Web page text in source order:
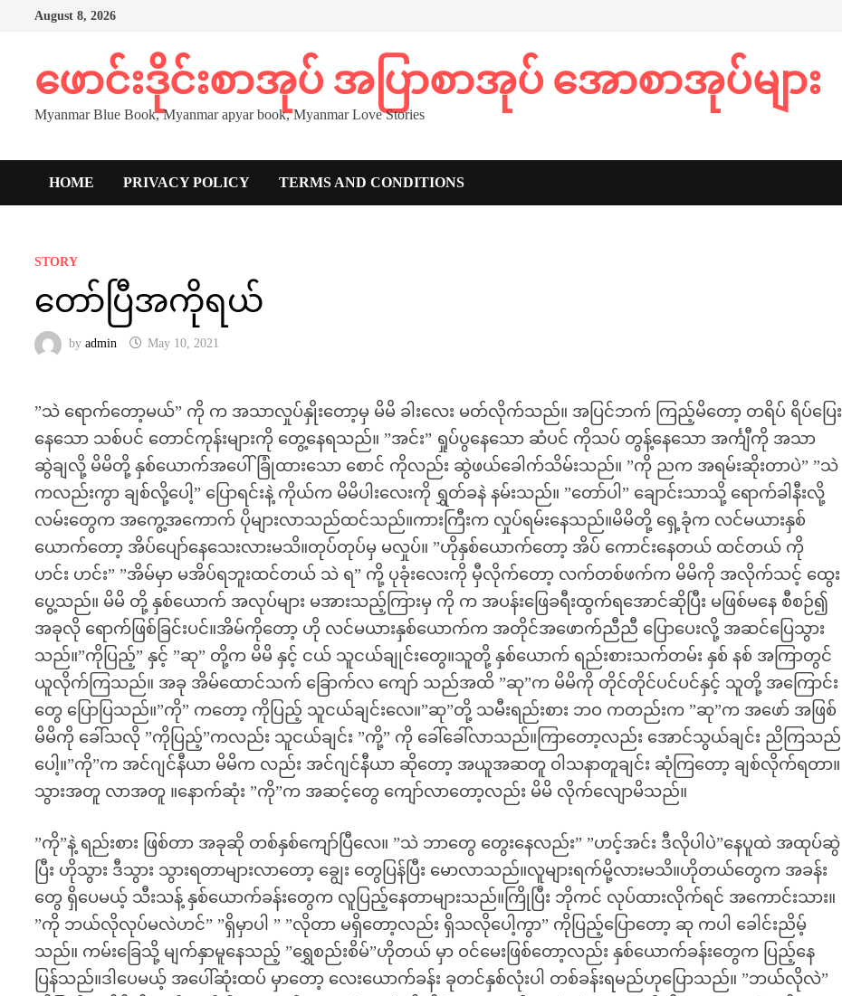
August 8, 2026
ဖောင်းဒိုင်းစာအုပ် အပြာစာအုပ် အောစာအုပ်များ
Myanmar Blue Book, Myanmar apyar book, Myanmar Love Stories
HOME PRIVACY POLICY TERMS AND CONDITIONS
STORY
တော်ပြီအကိုရယ်
byadmin May 10, 2021
”သဲ ရောက်တော့မယ်” ကို က အသာလှုပ်နှိုးတော့မှ မိမိ ခါးလေး မတ်လိုက်သည်။ အပြင်ဘက် ကြည့်မိတော့ တရိပ် ရိပ်ပြေး
နေသော သစ်ပင် တောင်ကုန်းများကို တွေ့နေရသည်။ ”အင်း” ရှုပ်ပွနေသော ဆံပင် ကိုသပ် တွန့်နေသော အင်္ကျီကို အသာ
ဆွဲချလို့ မိမိတို့ နှစ်ယောက်အပေါ် ခြုံထားသော စောင် ကိုလည်း ဆွဲဖယ်ခေါက်သိမ်းသည်။ ”ကို ညက အရမ်းဆိုးတာပဲ” ”သဲ
ကလည်းကွာ ချစ်လို့ပေါ့” ပြောရင်းနဲ့ ကိုယ်က မိမိပါးလေးကို ရွှတ်ခနဲ နမ်းသည်။ ”တော်ပါ” ချောင်းသာသို့ ရောက်ခါနီးလို့
လမ်းတွေက အကွေ့အကောက် ပိုများလာသည်ထင်သည်။ကားကြီးက လှုပ်ရမ်းနေသည်။မိမိတို့ ရှေ့ခုံက လင်မယားနှစ်
ယောက်တော့ အိပ်ပျော်နေသေးလားမသိ။တုပ်တုပ်မှ မလှုပ်။ ”ဟိုနှစ်ယောက်တော့ အိပ် ကောင်းနေတယ် ထင်တယ် ကို
ဟင်း ဟင်း” ”အိမ်မှာ မအိပ်ရဘူးထင်တယ် သဲ ရ” ကို့ ပုခုံးလေးကို မှီလိုက်တော့ လက်တစ်ဖက်က မိမိကို အလိုက်သင့် ထွေး
ပွေ့သည်။ မိမိ တို့ နှစ်ယောက် အလုပ်များ မအားသည့်ကြားမှ ကို က အပန်းဖြေခရီးထွက်ရအောင်ဆိုပြီး မဖြစ်မနေ စီစဉ်၍
အခုလို ရောက်ဖြစ်ခြင်းပင်။အိမ်ကိုတော့ ဟို လင်မယားနှစ်ယောက်က အတိုင်အဖောက်ညီညီ ပြောပေးလို့ အဆင်ပြေသွား
သည်။”ကိုပြည့်” နှင့် ”ဆု” တို့က မိမိ နှင့် ငယ် သူငယ်ချုင်းတွေ။သူတို့ နှစ်ယောက် ရည်းစားသက်တမ်း နှစ် နစ် အကြာတွင်
ယူလိုက်ကြသည်။ အခု အိမ်ထောင်သက် ခြောက်လ ကျော် သည်အထိ ”ဆု”က မိမိကို တိုင်တိုင်ပင်ပင်နှင့် သူတို့ အကြောင်း
တွေ ပြောပြသည်။”ကို” ကတော့ ကိုပြည့် သူငယ်ချင်းလေ။”ဆု”တို့ သမီးရည်းစား ဘဝ ကတည်းက ”ဆု”က အဖော် အဖြစ်
မိမိကို ခေါ်သလို ”ကိုပြည့်”ကလည်း သူငယ်ချင်း ”ကို့” ကို ခေါ်ခေါ်လာသည်။ကြာတော့လည်း အောင်သွယ်ချင်း ညိကြသည်
ပေါ့။”ကို”က အင်ဂျင်နီယာ မိမိက လည်း အင်ဂျင်နီယာ ဆိုတော့ အယူအဆတူ ဝါသနာတူချင်း ဆုံကြတော့ ချစ်လိုက်ရတာ။
သွားအတူ လာအတူ ။နောက်ဆုံး ”ကို”က အဆင့်တွေ ကျော်လာတော့လည်း မိမိ လိုက်လျောမိသည်။
”ကို”နဲ့ ရည်းစား ဖြစ်တာ အခုဆို တစ်နှစ်ကျော်ပြီလေ။ ”သဲ ဘာတွေ တွေးနေလည်း” ”ဟင့်အင်း ဒီလိုပါပဲ”နေပူထဲ အထုပ်ဆွဲ
ပြီး ဟိုသွား ဒီသွား သွားရတာများလာတော့ ချွေး တွေပြန်ပြီး မောလာသည်။လူများရက်မို့လားမသိ။ဟိုတယ်တွေက အခန်း
တွေ ရှိပေမယ့် သီးသန့် နှစ်ယောက်ခန်းတွေက လူပြည့်နေတာများသည်။ကြိုပြီး ဘိုကင် လုပ်ထားလိုက်ရင် အကောင်းသား။
”ကို ဘယ်လိုလုပ်မလဲဟင်” ”ရှိမှာပါ ” ”လိုတာ မရှိတော့လည်း ရှိသလိုပေါ့ကွာ” ကိုပြည့်ပြောတော့ ဆု ကပါ ခေါင်းညိမ့်
သည်။ ကမ်းခြေသို့ မျက်နှာမူနေသည့် ”ရွှေစည်းစိမ်”ဟိုတယ် မှာ ဝင်မေးဖြစ်တော့လည်း နှစ်ယောက်ခန်းတွေက ပြည့်နေ
ပြန်သည်။ဒါပေမယ့် အပေါ်ဆုံးထပ် မှာတော့ လေးယောက်ခန်း ခုတင်နှစ်လုံးပါ တစ်ခန်းရမည်ဟုပြောသည်။ ”ဘယ်လိုလဲ”